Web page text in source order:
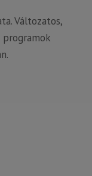
Változatos,